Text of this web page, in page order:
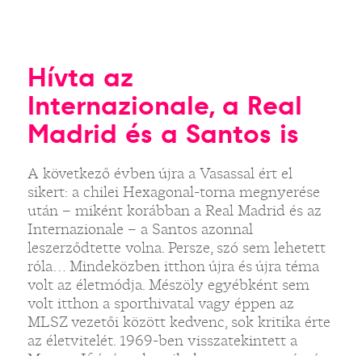
Hívta az
Internazionale, a Real
Madrid és a Santos is
A következő évben újra a Vasassal ért el
sikert: a chilei Hexagonal-torna megnyerése
után – miként korábban a Real Madrid és az
Internazionale – a Santos azonnal
leszerződtette volna. Persze, szó sem lehetett
róla… Mindeközben itthon újra és újra téma
volt az életmódja. Mészöly egyébként sem
volt itthon a sporthivatal vagy éppen az
MLSZ vezetői között kedvenc, sok kritika érte
az életvitelét. 1969-ben visszatekintett a